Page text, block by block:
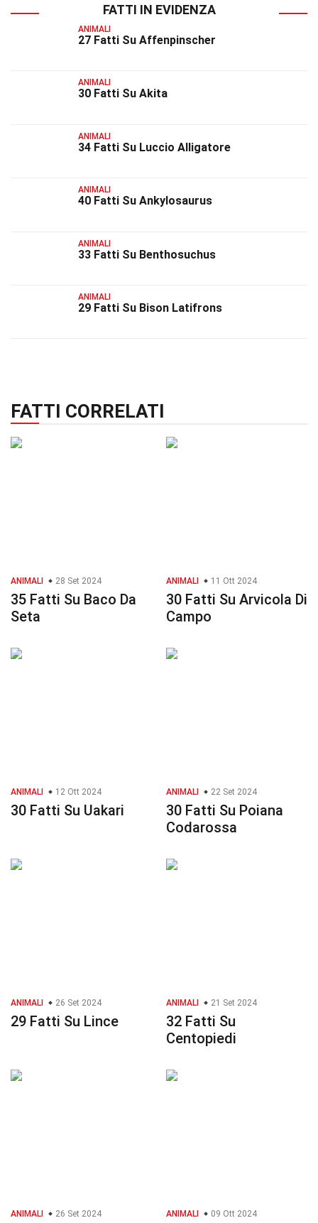
FATTI IN EVIDENZA
ANIMALI
27 Fatti Su Affenpinscher
ANIMALI
30 Fatti Su Akita
ANIMALI
34 Fatti Su Luccio Alligatore
ANIMALI
40 Fatti Su Ankylosaurus
ANIMALI
33 Fatti Su Benthosuchus
ANIMALI
29 Fatti Su Bison Latifrons
FATTI CORRELATI
ANIMALI 28 Set 2024
35 Fatti Su Baco Da
Seta
ANIMALI 11 Ott 2024
30 Fatti Su Arvicola Di
Campo
ANIMALI 12 Ott 2024
30 Fatti Su Uakari
ANIMALI 22 Set 2024
30 Fatti Su Poiana
Codarossa
ANIMALI 26 Set 2024
29 Fatti Su Lince
ANIMALI 21 Set 2024
32 Fatti Su
Centopiedi
ANIMALI 26 Set 2024 ANIMALI 09 Ott 2024